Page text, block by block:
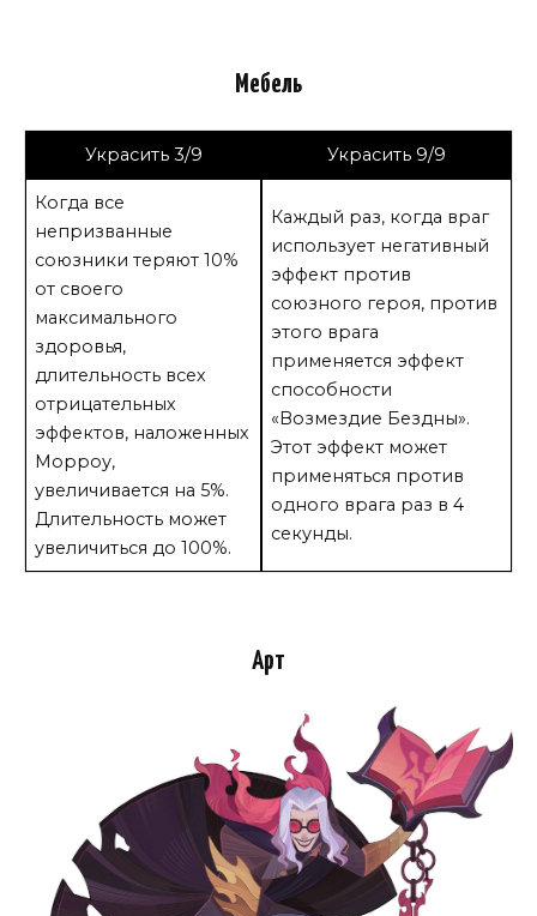
Мебель
Украсить 3/9 Украсить 9/9
Когда все
непризванные
союзники теряют 10%
от своего
максимального
здоровья,
длительность всех
отрицательных
эффектов, наложенных
Морроу,
увеличивается на 5%.
Длительность может
увеличиться до 100%.
Каждый раз, когда враг
использует негативный
эффект против
союзного героя, против
этого врага
применяется эффект
способности
«Возмездие Бездны».
Этот эффект может
применяться против
одного врага раз в 4
секунды.
Арт